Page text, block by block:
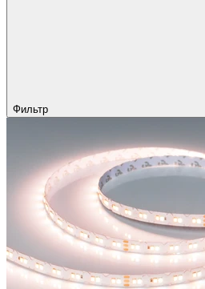
Фильтр